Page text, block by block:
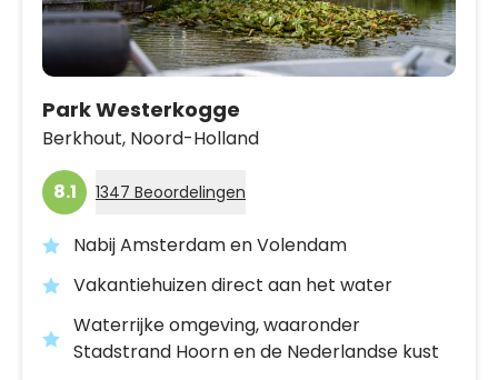
Park Westerkogge
Berkhout, Noord-Holland
8.1 1347 Beoordelingen
Nabij Amsterdam en Volendam
Vakantiehuizen direct aan het water
Waterrijke omgeving, waaronder
Stadstrand Hoorn en de Nederlandse kust